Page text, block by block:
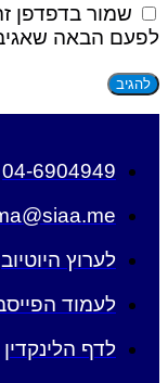
שמור בדפדפן
לפעם הבאה
04-6904949
לערוץ היוטיוב
לעמוד
לדף הלינקדין